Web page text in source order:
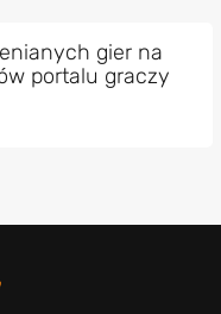
gier na
portalu graczy